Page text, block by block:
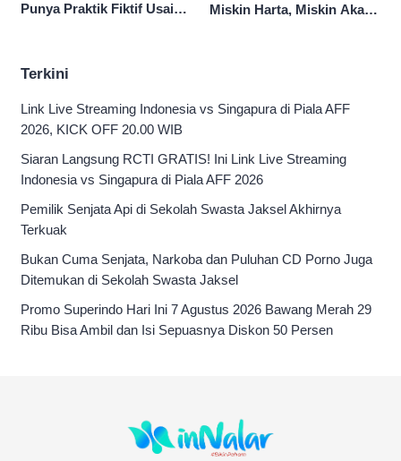
Punya Praktik Fiktif Usai
Miskin Harta, Miskin Akal
Terkini
Link Live Streaming Indonesia vs Singapura di Piala AFF
2026, KICK OFF 20.00 WIB
Siaran Langsung RCTI GRATIS! Ini Link Live Streaming
Indonesia vs Singapura di Piala AFF 2026
Pemilik Senjata Api di Sekolah Swasta Jaksel Akhirnya
Terkuak
Bukan Cuma Senjata, Narkoba dan Puluhan CD Porno Juga
Ditemukan di Sekolah Swasta Jaksel
Promo Superindo Hari Ini 7 Agustus 2026 Bawang Merah 29
Ribu Bisa Ambil dan Isi Sepuasnya Diskon 50 Persen